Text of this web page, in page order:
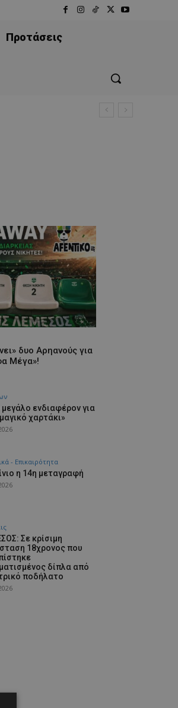
Προτάσεις
δυο Αρηανούς για
Μέγα»!
ενδιαφέρον για
χαρτάκι»
- Επικαιρότητα
η 14η μεταγραφή
Σε κρίσιμη
18χρονος που
δίπλα από
ποδήλατο